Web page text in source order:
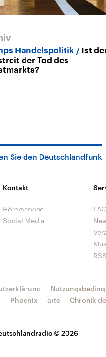
Handelspolitik
Ist
der Tod des
Sie den Deutschlandfunk
Kontakt
Hörerservice
Social Media
FAQ
RSS
© 2026
Phoenix arte Chronik